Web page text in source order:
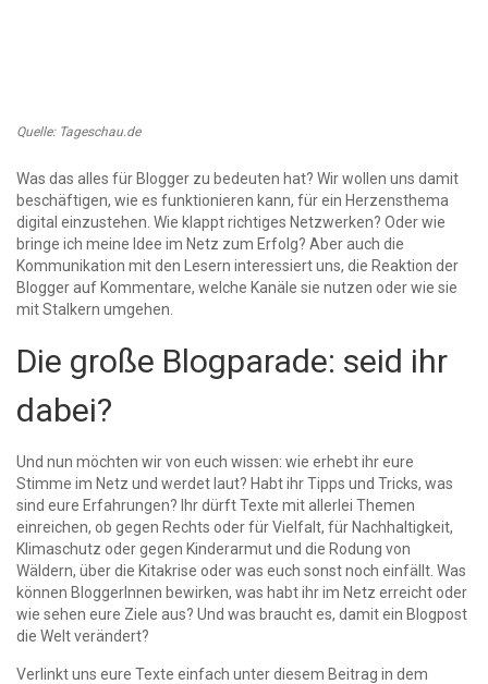
Quelle: Tageschau.de
Was das alles für Blogger zu bedeuten hat? Wir wollen uns damit
beschäftigen, wie es funktionieren kann, für ein Herzensthema
digital einzustehen. Wie klappt richtiges Netzwerken? Oder wie
bringe ich meine Idee im Netz zum Erfolg? Aber auch die
Kommunikation mit den Lesern interessiert uns, die Reaktion der
Blogger auf Kommentare, welche Kanäle sie nutzen oder wie sie
mit Stalkern umgehen.
Die große Blogparade: seid ihr
dabei?
Und nun möchten wir von euch wissen: wie erhebt ihr eure
Stimme im Netz und werdet laut? Habt ihr Tipps und Tricks, was
sind eure Erfahrungen? Ihr dürft Texte mit allerlei Themen
einreichen, ob gegen Rechts oder für Vielfalt, für Nachhaltigkeit,
Klimaschutz oder gegen Kinderarmut und die Rodung von
Wäldern, über die Kitakrise oder was euch sonst noch einfällt. Was
können BloggerInnen bewirken, was habt ihr im Netz erreicht oder
wie sehen eure Ziele aus? Und was braucht es, damit ein Blogpost
die Welt verändert?
Verlinkt uns eure Texte einfach unter diesem Beitrag in dem